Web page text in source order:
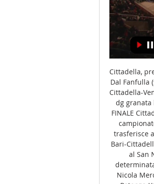
Cittadella, presentato l’ultimo arrivo: Sanogo, dai Dilettanti alla B in un anno e mezzo Dal Fanfulla (serie D) alla maglia granata in breve tempo, proverà a sorprendere a... Cittadella-Venezia, Marchetti: “Stiamo imponendo il nostro gioco, mentalità giusta” Il dg granata ha parlato al termine di Cittadella-Venezia 0-0 sottolineando i segn... FINALE Cittadella-Venezia 0-0. Buon pari granata che vale il quinto punto Quarta di campionato, segui dalle 20. 45 Cittadella-Venezia Mercato Cittadella, Embalo si trasferisce al Foggia L'attaccante ha prima risolto il contratto con i granata FINALE Bari-Cittadella 1-1 (6′ Nasti, 89′ Pavan) Fischio d'inizio alle 20. 30, granata impegnati al San Nicola In campo la serie B, Gorini (Cittadella): “Voglio una squadra determinata a Bari” Le parole dell'allenatore granata alla vigilia della sfida al San Nicola Mercato Cittadella, trovata la quadra per la cessione di Asencio: andrà al Potenza L'attaccante ha trovato l'accordo, scenderà di categoria FINALE Parma-Cittadella 2-0 (3′ Benedyczak, 48′ Bernabè) Il match valido per la seconda giornata in tempo reale FINALE Cittadella-Reggiana 1-0 (49’ pt Amatucci) Prima giornata di serie B, granata impegnati al Tombolato. 

Classifica Serie B di Calcio 10 ore fa — Cittadella, 16, 12, 4, 4, 4, 14, 17. 12, Pisa, 16, 13, 4, 4, 5, 13 Diretta Palermo-Brescia ore 18.30: dove vederla in tv, streaming e formazioni ufficiali.

Segui qui la cronaca in... Comincia la serie B, il Cittadella delle tante scommesse all’esame